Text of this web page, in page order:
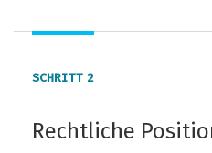
2
Rechtliche